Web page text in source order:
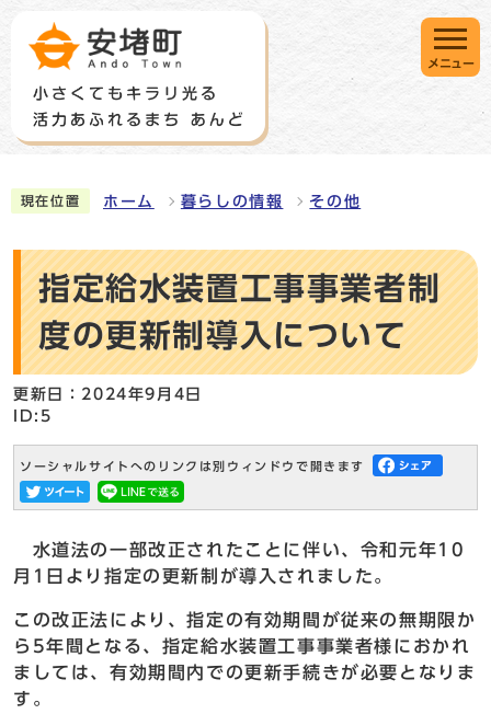
メニュー
現在位置 ホーム 暮らしの情報 その他
指定給水装置工事事業者制
度の更新制導入について
更新日：2024年9月4日
ID:5
ソーシャルサイトへのリンクは別ウィンドウで開きます
水道法の一部改正されたことに伴い、令和元年10
月1日より指定の更新制が導入されました。
この改正法により、指定の有効期間が従来の無期限か
ら5年間となる、指定給水装置工事事業者様におかれ
ましては、有効期間内での更新手続きが必要となりま
す。